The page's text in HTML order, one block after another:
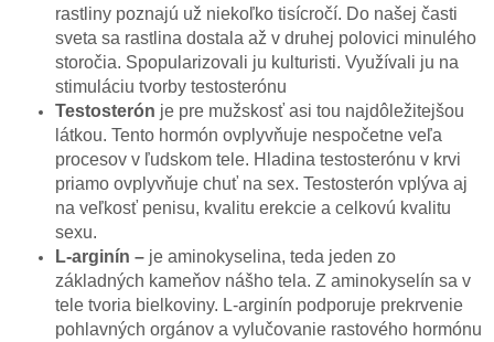
rastliny poznajú už niekoľko tisícročí. Do našej časti
sveta sa rastlina dostala až v druhej polovici minulého
storočia. Spopularizovali ju kulturisti. Využívali ju na
stimuláciu tvorby testosterónu
Testosterón je pre mužskosť asi tou najdôležitejšou
látkou. Tento hormón ovplyvňuje nespočetne veľa
procesov v ľudskom tele. Hladina testosterónu v krvi
priamo ovplyvňuje chuť na sex. Testosterón vplýva aj
na veľkosť penisu, kvalitu erekcie a celkovú kvalitu
sexu.
L-arginín – je aminokyselina, teda jeden zo
základných kameňov nášho tela. Z aminokyselín sa v
tele tvoria bielkoviny. L-arginín podporuje prekrvenie
pohlavných orgánov a vylučovanie rastového hormónu